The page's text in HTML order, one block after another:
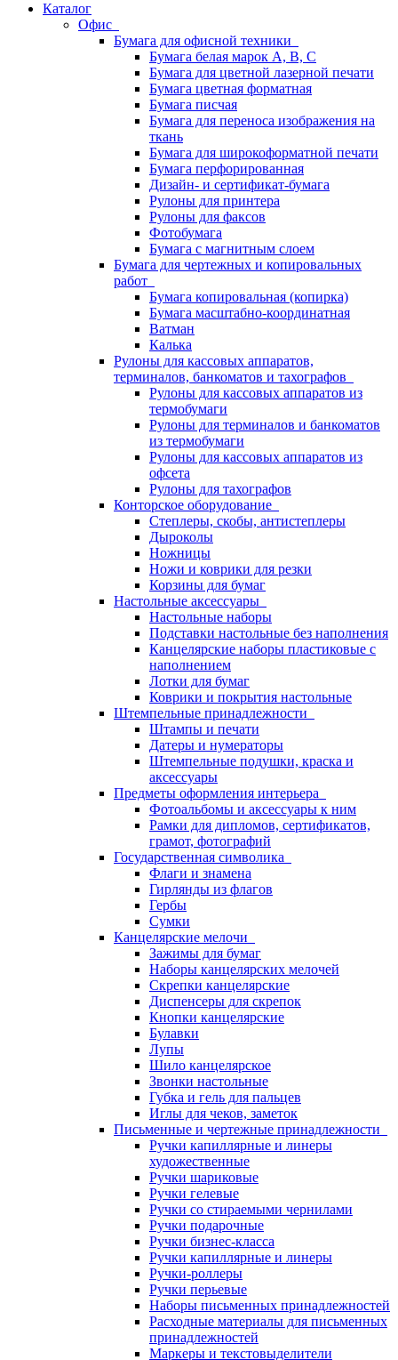
Каталог
Офис
Бумага для офисной техники
Бумага белая марок А, В, С
Бумага для цветной лазерной печати
Бумага цветная форматная
Бумага писчая
Бумага для переноса изображения на
ткань
Бумага для широкоформатной печати
Бумага перфорированная
Дизайн- и сертификат-бумага
Рулоны для принтера
Рулоны для факсов
Фотобумага
Бумага с магнитным слоем
Бумага для чертежных и копировальных
работ
Бумага копировальная (копирка)
Бумага масштабно-координатная
Ватман
Калька
Рулоны для кассовых аппаратов,
терминалов, банкоматов и тахографов
Рулоны для кассовых аппаратов из
термобумаги
Рулоны для терминалов и банкоматов
из термобумаги
Рулоны для кассовых аппаратов из
офсета
Рулоны для тахографов
Конторское оборудование
Степлеры, скобы, антистеплеры
Дыроколы
Ножницы
Ножи и коврики для резки
Корзины для бумаг
Настольные аксессуары
Настольные наборы
Подставки настольные без наполнения
Канцелярские наборы пластиковые с
наполнением
Лотки для бумаг
Коврики и покрытия настольные
Штемпельные принадлежности
Штампы и печати
Датеры и нумераторы
Штемпельные подушки, краска и
аксессуары
Предметы оформления интерьера
Фотоальбомы и аксессуары к ним
Рамки для дипломов, сертификатов,
грамот, фотографий
Государственная символика
Флаги и знамена
Гирлянды из флагов
Гербы
Сумки
Канцелярские мелочи
Зажимы для бумаг
Наборы канцелярских мелочей
Скрепки канцелярские
Диспенсеры для скрепок
Кнопки канцелярские
Булавки
Лупы
Шило канцелярское
Звонки настольные
Губка и гель для пальцев
Иглы для чеков, заметок
Письменные и чертежные принадлежности
Ручки капиллярные и линеры
художественные
Ручки шариковые
Ручки гелевые
Ручки со стираемыми чернилами
Ручки подарочные
Ручки бизнес-класса
Ручки капиллярные и линеры
Ручки-роллеры
Ручки перьевые
Наборы письменных принадлежностей
Расходные материалы для письменных
принадлежностей
Маркеры и текстовыделители